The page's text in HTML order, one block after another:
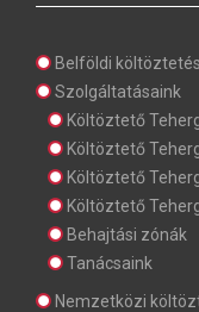
Belföldi költöztetés
Szolgáltatásaink
Költöztető
Költöztető
Költöztető
Költöztető
Behajtási zónák
Tanácsaink
Nemzetközi